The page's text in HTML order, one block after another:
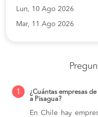
Lun, 10 Ago 2026
Mar, 11 Ago 2026
1
¿Cuántas empresas
a Pisagua?
En Chile hay